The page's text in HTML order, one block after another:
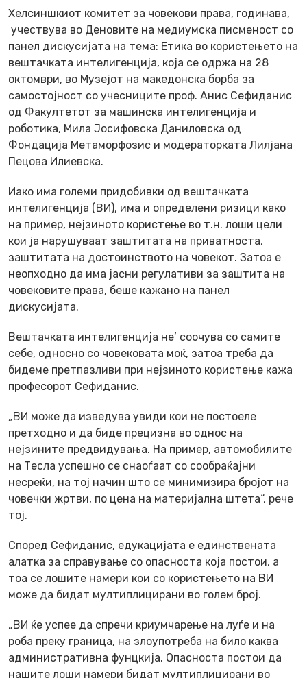
Хелсиншкиот комитет за човекови права, годинава,
учествува во Деновите на медиумска писменост со
панел дискусијата на тема: Етика во користењето на
вештачката интелигенција, која се одржа на 28
октомври, во Музејот на македонска борба за
самостојност со учесниците проф. Анис Сефиданис
од Факултетот за машинска интелигенција и
роботика, Мила Јосифовска Даниловска од
Фондација Метаморфозис и модераторката Лилјана
Пецова Илиевска.
Иако има големи придобивки од вештачката
интелигенција (ВИ), има и определени ризици како
на пример, нејзиното користење во т.н. лоши цели
кои ја нарушуваат заштитата на приватноста,
заштитата на достоинството на човекот. Затоа е
неопходно да има јасни регулативи за заштита на
човековите права, беше кажано на панел
дискусијата.
Вештачката интелигенција не’ соочува со самите
себе, односно со човековата моќ, затоа треба да
бидеме претпазливи при нејзиното користење кажа
професорот Сефиданис.
„ВИ може да изведува увиди кои не постоеле
претходно и да биде прецизна во однос на
нејзините предвидувања. На пример, автомобилите
на Тесла успешно се снаоѓаат со сообраќајни
несреќи, на тој начин што се минимизира бројот на
човечки жртви, по цена на материјална штета“, рече
тој.
Според Сефиданис, едукацијата е единствената
алатка за справување со опасноста која постои, а
тоа се лошите намери кои со користењето на ВИ
може да бидат мултиплицирани во голем број.
„ВИ ќе успее да спречи криумчарење на луѓе и на
роба преку граница, на злоупотреба на било каква
административна фунцкија. Опасноста постои да
нашите лоши намери бидат мултиплицирани во